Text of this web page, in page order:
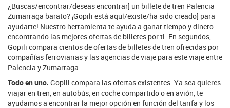
¿Buscas/encontrar/deseas encontrar] un billete de tren Palencia
Zumarraga barato? ¡Gopili está aquí/existe/ha sido creado] para
ayudarte! Nuestro herramienta te ayuda a ganar tiempo y dinero
encontrando las mejores ofertas de billetes por ti. En segundos,
Gopili compara cientos de ofertas de billetes de tren ofrecidas por
compañías ferroviarias y las agencias de viaje para este viaje entre
Palencia y Zumarraga.
Todo en uno. Gopili compara las ofertas existentes. Ya sea quieres
viajar en tren, en autobús, en coche compartido o en avión, te
ayudamos a encontrar la mejor opción en función del tarifa y los